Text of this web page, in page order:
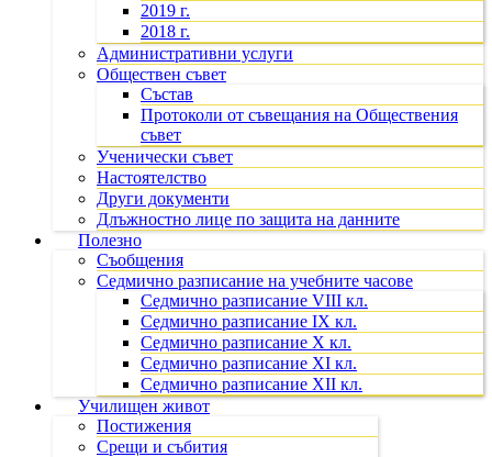
2019 г.
2018 г.
Административни услуги
Обществен съвет
Състав
Протоколи от съвещания на Обществения
съвет
Ученически съвет
Настоятелство
Други документи
Длъжностно лице по защита на данните
Полезно
Съобщения
Седмично разписание на учебните часове
Седмично разписание VIII кл.
Седмично разписание IX кл.
Седмично разписание X кл.
Седмично разписание XI кл.
Седмично разписание XII кл.
Училищен живот
Постижения
Срещи и събития